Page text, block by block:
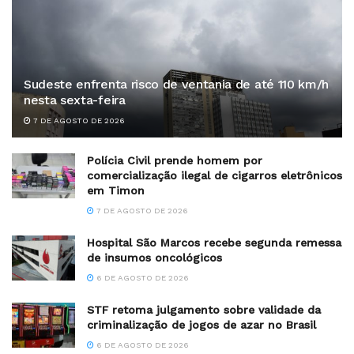
Sudeste enfrenta risco de ventania de até 110 km/h
nesta sexta-feira
7 DE AGOSTO DE 2026
Polícia Civil prende homem por
comercialização ilegal de cigarros eletrônicos
em Timon
7 DE AGOSTO DE 2026
Hospital São Marcos recebe segunda remessa
de insumos oncológicos
6 DE AGOSTO DE 2026
STF retoma julgamento sobre validade da
criminalização de jogos de azar no Brasil
6 DE AGOSTO DE 2026